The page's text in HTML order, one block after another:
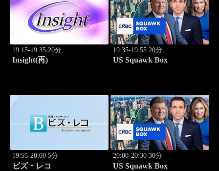
19:15-19:35 20分
Insight(再)
19:35-19:55 20分
US Squawk Box
19:55-20:00 5分
ビズ・レコ
20:00-20:30 30分
US Squawk Box